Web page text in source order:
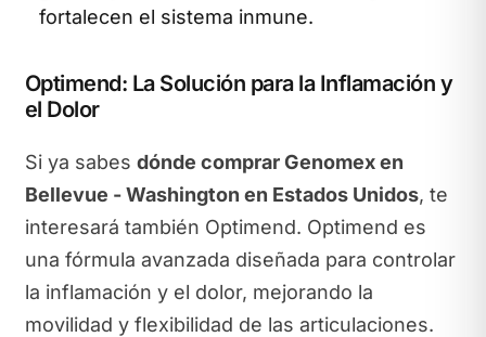
fortalecen el sistema inmune.
Optimend: La Solución para la Inflamación y
el Dolor
Si ya sabes dónde comprar Genomex en
Bellevue - Washington en Estados Unidos, te
interesará también Optimend. Optimend es
una fórmula avanzada diseñada para controlar
la inflamación y el dolor, mejorando la
movilidad y flexibilidad de las articulaciones.